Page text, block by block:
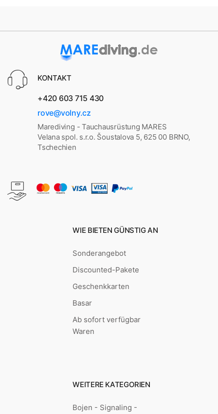
KONTAKT
+420 603 715 430
rove@volny.cz
Marediving - Tauchausrüstung MARES
Velana spol. s.r.o. Šoustalova 5, 625 00 BRNO,
Tschechien
WIE BIETEN GÜNSTIG AN
Sonderangebot
Discounted-Pakete
Geschenkkarten
Basar
Ab sofort verfügbar
Waren
WEITERE KATEGORIEN
Bojen - Signaling -